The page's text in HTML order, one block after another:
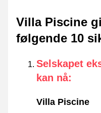
Villa Piscine
følgende 10
Selskapet
kan nå:
Villa Piscine